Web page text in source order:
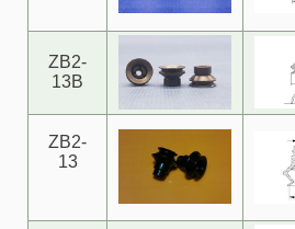
ZB2-
13B
ZB2-
13